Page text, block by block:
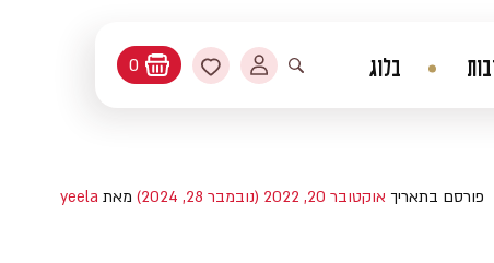
בלוג פתיחת חיפוש
החשבון שלימועדפים
עגלת קניות
0
פורסם בתאריך אוקטובר 20, 2022 (נובמבר 28, 2024) מאת yeela